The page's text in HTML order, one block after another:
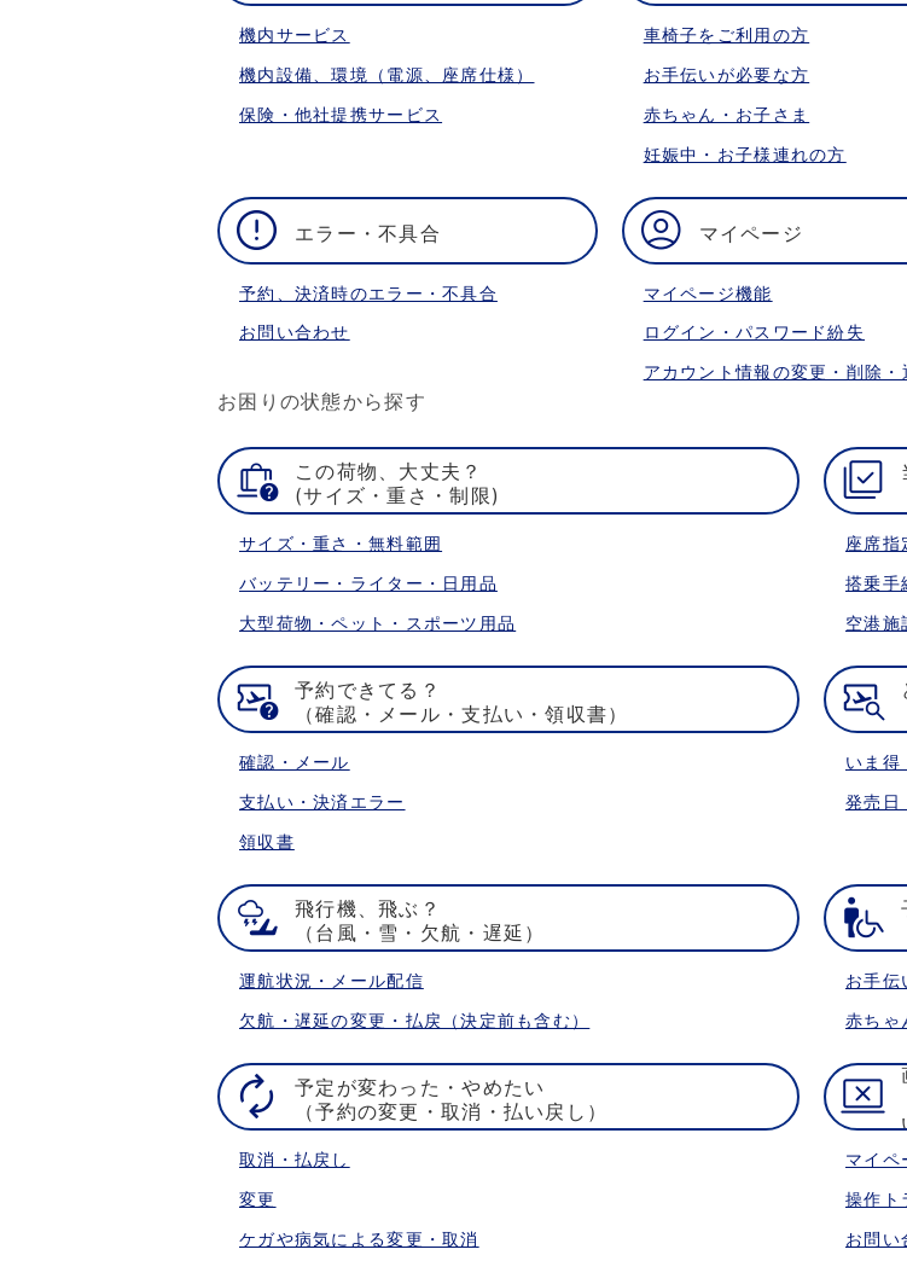
機内サービス
機内設備、環境（電源、座席仕様）
保険・他社提携サービス
車椅子をご利用の方
お手伝いが必要な方
赤ちゃん・お子さま
妊娠中・お子様連れの方
エラー・不具合
予約、決済時のエラー・不具合
お問い合わせ
マイページ
マイページ機能
ログイン・パスワード紛失
アカウント情報の変更・削除・
お困りの状態から探す
この荷物、大丈夫？
(サイズ・重さ・制限)
サイズ・重さ・無料範囲
バッテリー・ライター・日用品
大型荷物・ペット・スポーツ用品
座席指
搭乗手
空港施
予約できてる？
（確認・メール・支払い・領収書）
確認・メール
支払い・決済エラー
領収書
いま得
発売日
飛行機、飛ぶ？
（台風・雪・欠航・遅延）
運航状況・メール配信
欠航・遅延の変更・払戻（決定前も含む）
お手伝
赤ちゃ
予定が変わった・やめたい
（予約の変更・取消・払い戻し）
取消・払戻し
変更
ケガや病気による変更・取消
マイペ
操作ト
お問い